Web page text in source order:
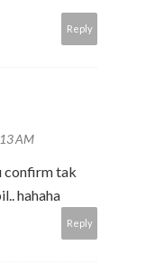
Reply
AM
confirm tak
hahaha
Reply